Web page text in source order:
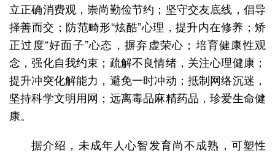
立正确消费观，崇尚勤俭节约；坚守交友底线，倡导
择善而交；防范畸形“炫酷”心理，提升内在修养；矫
正过度“好面子”心态，摒弃虚荣心；培育健康性观
念，强化自我约束；疏解不良情绪，关注心理健康；
提升冲突化解能力，避免一时冲动；抵制网络沉迷，
坚持科学文明用网；远离毒品麻精药品，珍爱生命健
康。
据介绍，未成年人心智发育尚不成熟，可塑性